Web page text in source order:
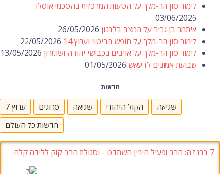
לימור סון הר-מלך על הטעות המרכזית בהסכמי אוסלו
03/06/2026
איתמר בן גביר על המצב בלבנון 26/05/2026
לימור סון הר-מלך על חופש הביטוי וערוץ 14
22/05/2026
לימור סון הר-מלך על אויבים בכבישי יהודה ושומרון 13/05/2026
שבועת אמונים לדעאש 01/05/2026
חדשות
ערוץ 7 סרוגים שגיאה הקול היהודי
שגיאה
חדשות כל העולם
7 ברנז'ה: הרב ופעיל הימין השתדכו - וסגולת הרב קוק ללידה קלה